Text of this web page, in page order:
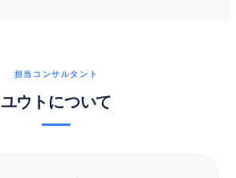
担当コンサルタント
ユウトについて